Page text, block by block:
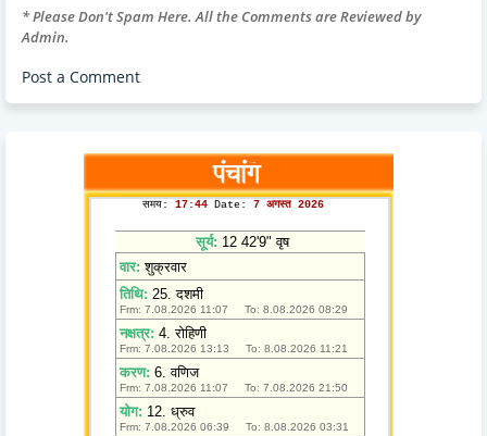
* Please Don't Spam Here. All the Comments are Reviewed by
Admin.
Post a Comment